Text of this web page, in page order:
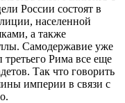
России состоят в
населенной
а также
Самодержавие уже
третьего Рима все еще
Так что говорить
империи в связи с